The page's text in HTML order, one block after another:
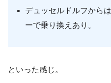
デュッセルドルフから
ーで乗り換えあり。
といった感じ。